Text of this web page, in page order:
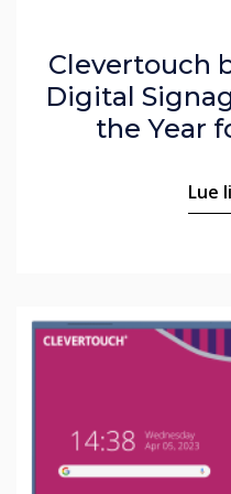
Clevertouch
Digital
the Year
Lue